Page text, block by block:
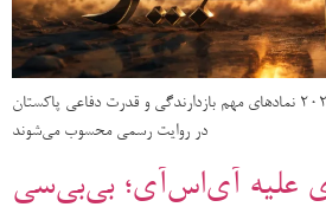
یوم تکبیر 1998 و معرکه حق 2025 نمادهای مهم بازدارندگی و قدرت دفاعی پاکستان
در روایت رسمی محسوب می‌شوند
علیه آی‌اس‌آی؛ بی‌بی‌سی